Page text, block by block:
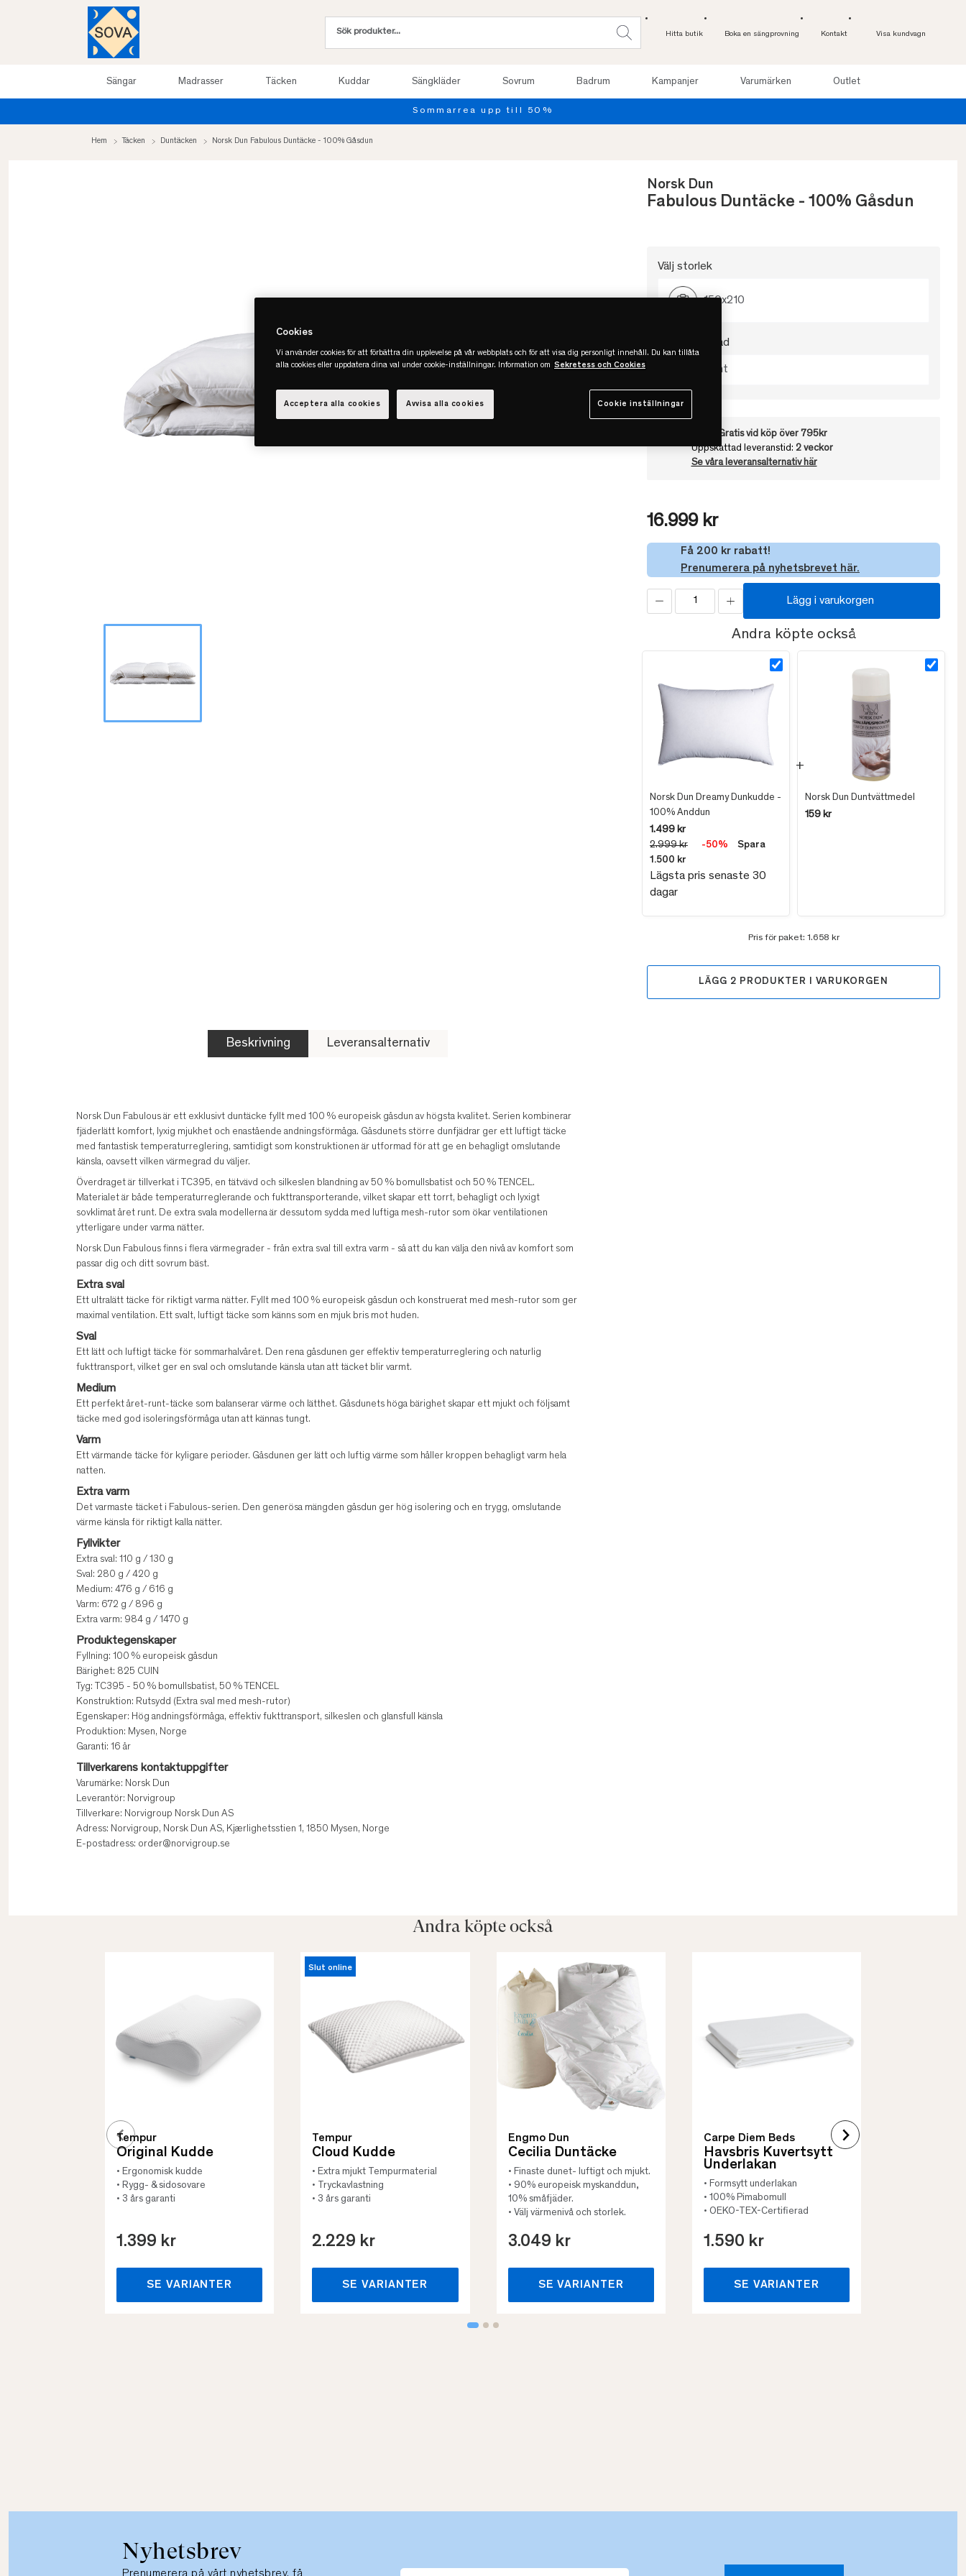
Hitta butik Boka en sängprovning Kontakt Visa kundvagn
Sängar Madrasser Täcken Kuddar Sängkläder Sovrum Badrum Kampanjer Varumärken Outlet
Provsov upp till 100 nätter. Läs mer
Hem Täcken Duntäcken Norsk Dun Fabulous Duntäcke - 100% Gåsdun
Norsk Dun
Fabulous Duntäcke - 100% Gåsdun
Välj storlek
150x210
Välj värmegrad
Extra Varmt
Gratis vid köp över 795kr
Uppskattad leveranstid: 2 veckor
Se våra leveransalternativ här
16.999 kr
Få 200 kr rabatt!
Prenumerera på nyhetsbrevet här.
Lägg i varukorgen
Andra köpte också
Norsk Dun Dreamy Dunkudde -
100% Anddun
1.499 kr
2.999 kr
-50%
Spara
1.500 kr
Lägsta pris senaste 30
dagar
Norsk Dun Duntvättmedel
159 kr
Pris för paket: 1.658 kr
LÄGG 2 PRODUKTER I VARUKORGEN
Beskrivning Leveransalternativ
Norsk Dun Fabulous är ett exklusivt duntäcke fyllt med 100 % europeisk gåsdun av högsta kvalitet. Serien kombinerar
fjäderlätt komfort, lyxig mjukhet och enastående andningsförmåga. Gåsdunets större dunfjädrar ger ett luftigt täcke
med fantastisk temperaturreglering, samtidigt som konstruktionen är utformad för att ge en behagligt omslutande
känsla, oavsett vilken värmegrad du väljer.
Överdraget är tillverkat i TC395, en tätvävd och silkeslen blandning av 50 % bomullsbatist och 50 % TENCEL.
Materialet är både temperaturreglerande och fukttransporterande, vilket skapar ett torrt, behagligt och lyxigt
sovklimat året runt. De extra svala modellerna är dessutom sydda med luftiga mesh-rutor som ökar ventilationen
ytterligare under varma nätter.
Norsk Dun Fabulous finns i flera värmegrader - från extra sval till extra varm - så att du kan välja den nivå av komfort som
passar dig och ditt sovrum bäst.
Extra sval
Ett ultralätt täcke för riktigt varma nätter. Fyllt med 100 % europeisk gåsdun och konstruerat med mesh-rutor som ger
maximal ventilation. Ett svalt, luftigt täcke som känns som en mjuk bris mot huden.
Sval
Ett lätt och luftigt täcke för sommarhalvåret. Den rena gåsdunen ger effektiv temperaturreglering och naturlig
fukttransport, vilket ger en sval och omslutande känsla utan att täcket blir varmt.
Medium
Ett perfekt året-runt-täcke som balanserar värme och lätthet. Gåsdunets höga bärighet skapar ett mjukt och följsamt
täcke med god isoleringsförmåga utan att kännas tungt.
Varm
Ett värmande täcke för kyligare perioder. Gåsdunen ger lätt och luftig värme som håller kroppen behagligt varm hela
natten.
Extra varm
Det varmaste täcket i Fabulous-serien. Den generösa mängden gåsdun ger hög isolering och en trygg, omslutande
värme känsla för riktigt kalla nätter.
Fyllvikter
Extra sval: 110 g / 130 g
Sval: 280 g / 420 g
Medium: 476 g / 616 g
Varm: 672 g / 896 g
Extra varm: 984 g / 1470 g
Produktegenskaper
Fyllning: 100 % europeisk gåsdun
Bärighet: 825 CUIN
Tyg: TC395 - 50 % bomullsbatist, 50 % TENCEL
Konstruktion: Rutsydd (Extra sval med mesh-rutor)
Egenskaper: Hög andningsförmåga, effektiv fukttransport, silkeslen och glansfull känsla
Produktion: Mysen, Norge
Garanti: 16 år
Tillverkarens kontaktuppgifter
Varumärke: Norsk Dun
Leverantör: Norvigroup
Tillverkare: Norvigroup Norsk Dun AS
Adress: Norvigroup, Norsk Dun AS, Kjærlighetsstien 1, 1850 Mysen, Norge
E-postadress: order@norvigroup.se
Andra köpte också
Tempur
Original Kudde
• Ergonomisk kudde
• Rygg- & sidosovare
• 3 års garanti
1.399 kr
SE VARIANTER
Slut online
Tempur
Cloud Kudde
• Extra mjukt Tempurmaterial
• Tryckavlastning
• 3 års garanti
2.229 kr
SE VARIANTER
Engmo Dun
Cecilia Duntäcke
• Finaste dunet- luftigt och mjukt.
• 90% europeisk myskanddun,
10% småfjäder.
• Välj värmenivå och storlek.
3.049 kr
SE VARIANTER
Carpe Diem Beds
Havsbris Kuvertsytt
Underlakan
• Formsytt underlakan
• 100% Pimabomull
• OEKO-TEX-Certifierad
1.590 kr
SE VARIANTER
Nyhetsbrev
Cookies
Vi använder cookies för att förbättra din upplevelse på vår webbplats och för att visa dig personligt innehåll. Du kan tillåta
alla cookies eller uppdatera dina val under cookie-inställningar. Information om Sekretess och Cookies
Cookie inställningar
Avvisa alla cookies
Acceptera alla cookies